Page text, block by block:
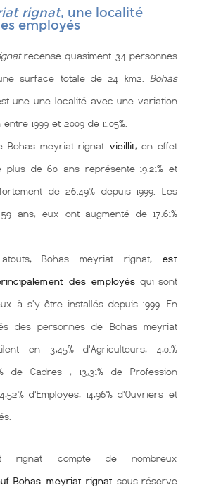
rignat, une localité
employés
recense quasiment 34 personnes
surface totale de 24 km2. Bohas
une une localité avec une variation
1999 et 2009 de 11.05%.
Bohas meyriat rignat vieillit, en effet
de 60 ans représente 19.21% et
de 26.49% depuis 1999. Les
ans, eux ont augmenté de 17.61%
Bohas meyriat rignat, est
des employés qui sont
à s'y être installés depuis 1999. En
des personnes de Bohas meyriat
en 3,45% d'Agriculteurs, 4,01%
de Cadres , 13,31% de Profession
d'Employés, 14,96% d'Ouvriers et
rignat compte de nombreux
Bohas meyriat rignat sous réserve